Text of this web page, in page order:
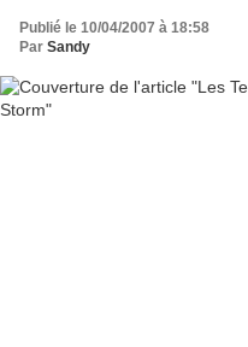
Publié le 10/04/2007 à 18:58
Par Sandy